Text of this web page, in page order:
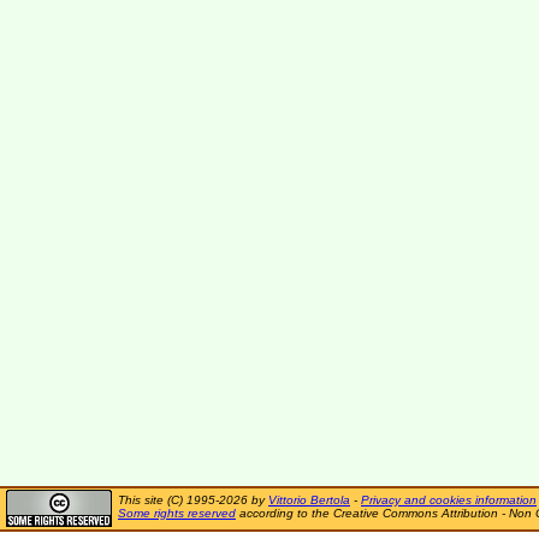
This site (C) 1995-2026 by Vittorio Bertola - Privacy and cookies information
Some rights reserved according to the Creative Commons Attribution - Non